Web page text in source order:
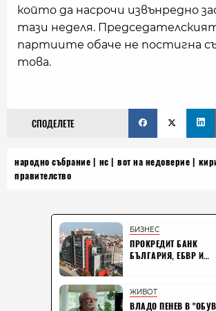
който да насрочи извънредно
тази неделя.
партиите обаче не постигна
това.
СПОДЕЛЕТЕ
народно събрание нс вот на недоверие
правителство